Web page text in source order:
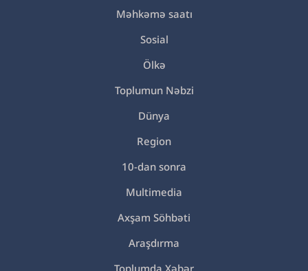
Məhkəmə saatı
Sosial
Ölkə
Toplumun Nəbzi
Dünya
Region
10-dan sonra
Multimedia
Axşam Söhbəti
Araşdırma